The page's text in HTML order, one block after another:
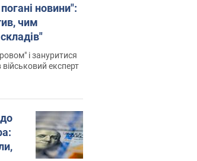
новини":
чим
і зануритися
експерт